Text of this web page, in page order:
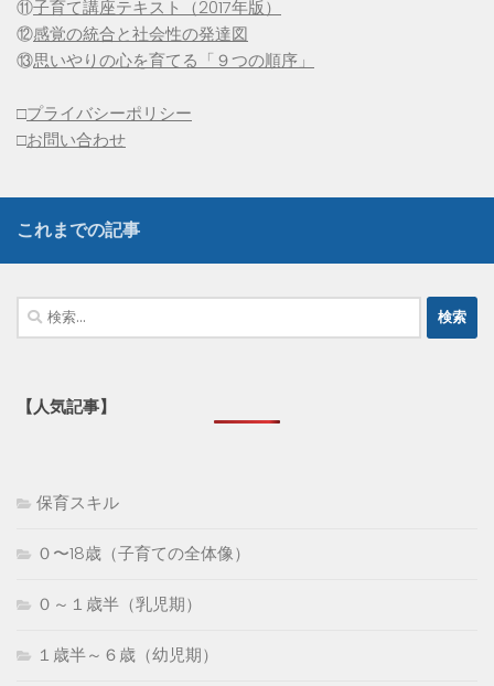
⑪子育て講座テキスト（2017年版）
⑫感覚の統合と社会性の発達図
⑬思いやりの心を育てる「９つの順序」
□プライバシーポリシー
□お問い合わせ
これまでの記事
検
索:
【人気記事】
保育スキル
０〜18歳（子育ての全体像）
０～１歳半（乳児期）
１歳半～６歳（幼児期）